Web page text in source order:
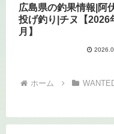
広島県の釣果情報|阿
投げ釣り|チヌ【2026
月】
ホーム